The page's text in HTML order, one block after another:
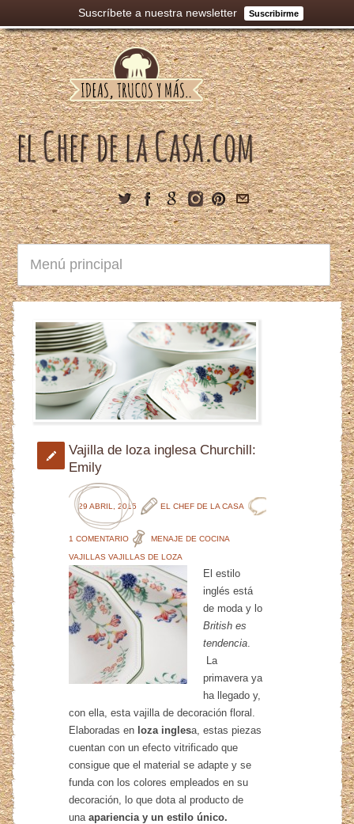
Suscríbete a nuestra newsletter Suscribirme
Vajilla de loza inglesa Churchill:
Emily
29 ABRIL, 2015 EL CHEF DE LA CASA
1 COMENTARIO MENAJE DE COCINA
VAJILLAS VAJILLAS DE LOZA
El estilo
inglés está
de moda y lo
British es
tendencia
La
primavera ya
ha llegado y,
con ella, esta vajilla de decoración floral.
Elaboradas en loza inglesa, estas piezas
cuentan con un efecto vitrificado que
consigue que el material se adapte y se
funda con los colores empleados en su
decoración, lo que dota al producto de
unaapariencia y un estilo único.